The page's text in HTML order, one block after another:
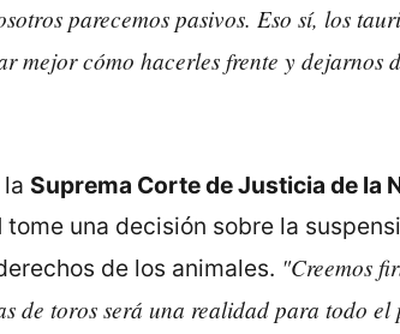
parecemos pasivos. Eso sí, los
mejor cómo hacerles frente y dejarnos
Suprema Corte de Justicia de la
una decisión sobre la
de los animales. "Creemos
de toros será una realidad para todo el